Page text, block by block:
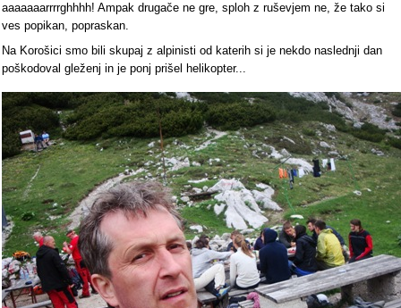
aaaaaaarrrrghhhh! Ampak drugače ne gre, sploh z ruševjem ne, že tako si
ves popikan, popraskan.
Na Korošici smo bili skupaj z alpinisti od katerih si je nekdo naslednji dan
poškodoval gleženj in je ponj prišel helikopter...